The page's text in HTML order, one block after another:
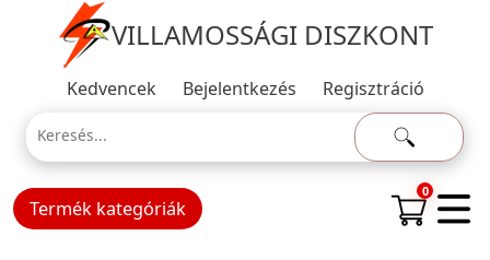
VILLAMOSSÁGI DISZKONT
Kedvencek Bejelentkezés Regisztráció
Termék kategóriák
0